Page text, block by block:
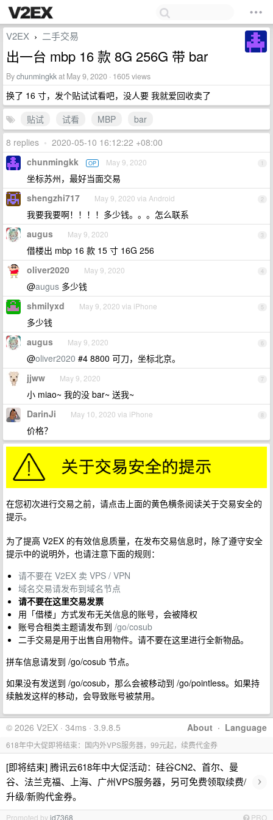
V2EX › 二手交易
出一台 mbp 16 款 8G 256G 带 bar
Bychunmingkkat May 9, 2020 · 1605 views
换了 16 寸，发个贴试试看吧，没人要 我就爱回收卖了
贴试
试看 MBP
bar
8 replies • 2020-05-10 16:12:22 +08:00
1
chunmingkk OP May 9, 2020
坐标苏州，最好当面交易
2
shengzhi717 May 9, 2020 via Android
我要我要啊！！！！多少钱。。。怎么联系
3
augus May 9, 2020
借楼出 mbp 16 款 15 寸 16G 256
4
oliver2020 May 9, 2020
@augus 多少钱
5
shmilyxd May 9, 2020 via iPhone
多少钱
6
augus May 9, 2020
@oliver2020 #4 8800 可刀，坐标北京。
7
jjww May 9, 2020
小 miao~ 我的没 bar~ 送我~
8
DarinJi May 10, 2020 via iPhone
价格？
在您初次进行交易之前，请点击上面的黄色横条阅读关于交易安全的
提示。
为了提高 V2EX 的有效信息质量，在发布交易信息时，除了遵守安全
提示中的说明外，也请注意下面的规则：
请不要在 V2EX 卖 VPS / VPN
域名交易请发布到域名节点
请不要在这里交易发票
用「借楼」方式发布无关信息的账号，会被降权
账号合租类主题请发布到 /go/cosub
二手交易是用于出售自用物件。请不要在这里进行全新物品。
拼车信息请发到 /go/cosub 节点。
如果没有发送到 /go/cosub，那么会被移动到 /go/pointless。如果持
续触发这样的移动，会导致账号被禁用。
About · Language
© 2026 V2EX · 34ms · 3.9.8.5
618年中大促即将结束：国内外VPS服务器，99元起，续费代金券
[即将结束] 腾讯云618年中大促活动：硅谷CN2、首尔、曼
谷、法兰克福、上海、广州VPS服务器，另可免费领取续费/
升级/新购代金券。
›
Promoted byid7368 PRO